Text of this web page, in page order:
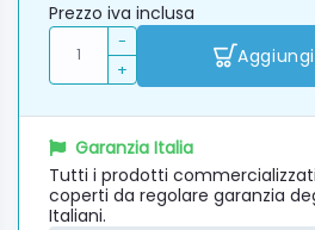
Prezzo iva inclusa
-
+
Garanzia Italia
Tutti i prodotti commercializzati
coperti da regolare garanzia
Italiani.